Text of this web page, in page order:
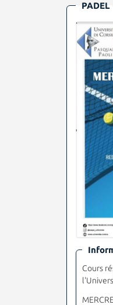
PADEL
Cours